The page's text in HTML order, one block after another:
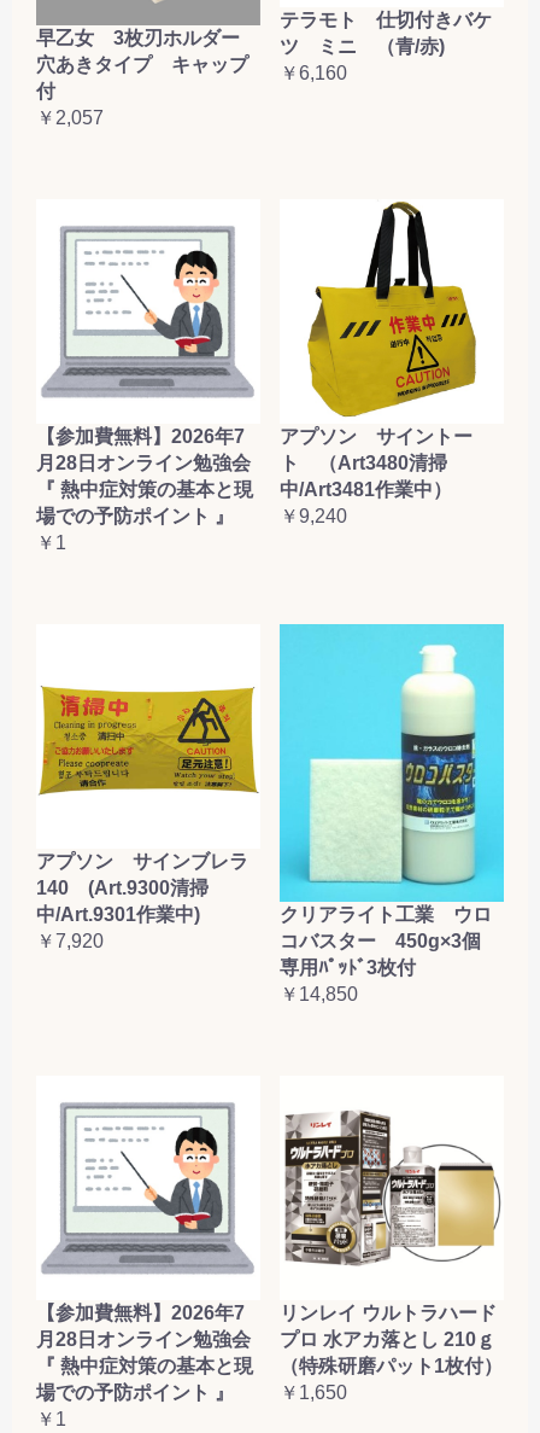
早乙女 3枚刃ホルダー
穴あきタイプ キャップ
付
￥2,057
テラモト 仕切付きバケ
ツ ミニ （青/赤)
￥6,160
【参加費無料】2026年7
月28日オンライン勉強会
『 熱中症対策の基本と現
場での予防ポイント 』
￥1
アプソン サイントー
ト （Art3480清掃
中/Art3481作業中）
￥9,240
アプソン サインブレラ
140 (Art.9300清掃
中/Art.9301作業中)
￥7,920
クリアライト工業 ウロ
コバスター 450g×3個
専用ﾊﾟｯﾄﾞ3枚付
￥14,850
【参加費無料】2026年7
月28日オンライン勉強会
『 熱中症対策の基本と現
場での予防ポイント 』
￥1
リンレイ ウルトラハード
プロ 水アカ落とし 210ｇ
（特殊研磨パット1枚付）
￥1,650